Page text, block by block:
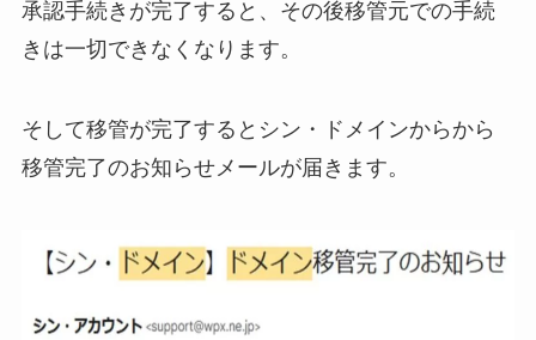
承認手続きが完了すると、その後移管元での手続
きは一切できなくなります。
そして移管が完了するとシン・ドメインからから
移管完了のお知らせメールが届きます。